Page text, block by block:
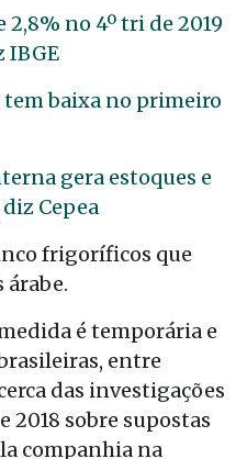
no 4º tri de 2019
IBGE
baixa no primeiro
gera estoques e
Cepea
frigoríficos que
árabe.
é temporária e
entre
das investigações
2018 sobre supostas
companhia na